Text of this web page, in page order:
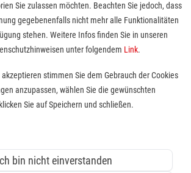
(4 Wochen)
im Rahmen einer
Ausbildung
Dresden , Dresden, Dresden , Meißen,
Burgstädt, Freiberg/Sachsen, Leipzig,
Sie zulassen möchten. Beachten Sie jedoch, dass
gegebenenfalls nicht mehr alle Funktionalitäten
stehen. Weitere Infos finden Sie in unseren
unter folgendem Link.
stimmen Sie dem Gebrauch der Cookies
anzupassen, wählen Sie die gewünschten
Sie auf Speichern und schließen.
bin nicht einverstanden